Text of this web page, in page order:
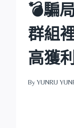
💣騙
群組
高獲
By YUNRU